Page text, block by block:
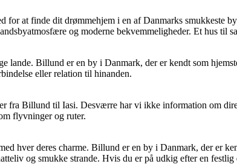
for at finde dit drømmehjem i en af Danmarks smukkeste
og moderne bekvemmeligheder. Et hus
lande. Billund er en by i Danmark, der er kendt som
eller relation til hinanden.
fra Billund til Iasi. Desværre har vi ikke information om
flyvninger og ruter.
hver deres charme. Billund er en by i Danmark, der er
og smukke strande. Hvis du er på udkig efter en